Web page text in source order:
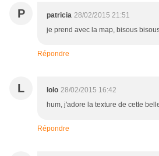
P patricia 28/02/2015 21:51
je prend avec la map, bisous
Répondre
L lolo 28/02/2015 16:42
hum, j'adore la texture de cette
Répondre